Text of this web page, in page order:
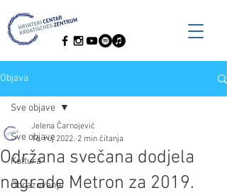
Objava
Sve objave
Kultura
Obrazovanje
Sve objave
Održana svečana dodjela
nagrade Metron za 2019.
Jelena Čarnojević
16. ruj 2022. 2 min čitanja